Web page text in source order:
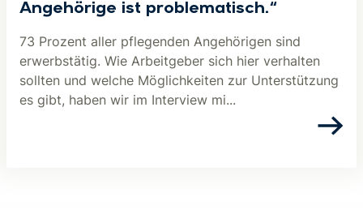
Angehörige ist problematisch.“
73 Prozent aller pflegenden Angehörigen sind
erwerbstätig. Wie Arbeitgeber sich hier verhalten
sollten und welche Möglichkeiten zur Unterstützung
es gibt, haben wir im Interview mi...